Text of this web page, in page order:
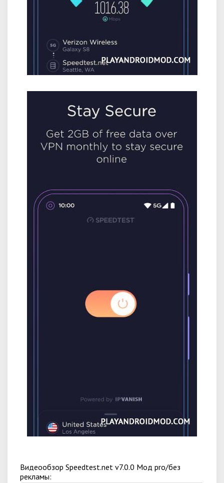
Видеообзор Speedtest.net v7.0.0 Мод pro/без
рекламы: